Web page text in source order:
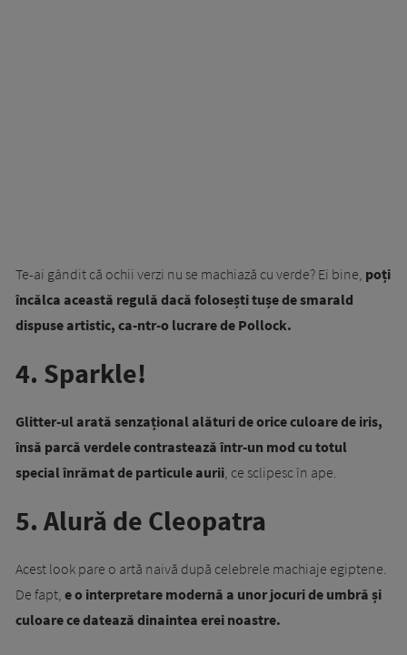
Te-ai gândit că ochii verzi nu se machiază cu verde? Ei bine, poți
încălca această regulă dacă folosești tușe de smarald
dispuse artistic, ca-ntr-o lucrare de Pollock.
4. Sparkle!
Glitter-ul arată senzațional alături de orice culoare de iris,
însă parcă verdele contrastează într-un mod cu totul
special înrămat de particule aurii, ce sclipesc în ape.
5. Alură de Cleopatra
Acest look pare o artă naivă după celebrele machiaje egiptene.
De fapt, e o interpretare modernă a unor jocuri de umbră și
culoare ce datează dinaintea erei noastre.